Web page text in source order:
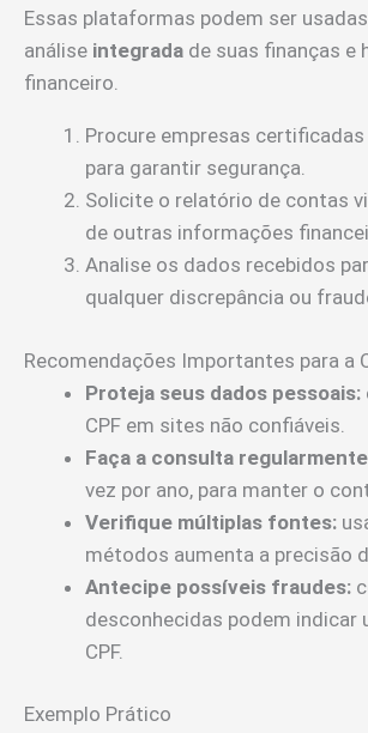
Essas plataformas podem ser
análise integrada de suas finanças e
financeiro.
Procure empresas
para garantir segurança.
Solicite o relatório de contas
de outras informações
Analise os dados recebidos
qualquer discrepância ou
Recomendações Importantes para a
Proteja seus dados pessoais:
CPF em sites não confiáveis.
Faça a consulta
vez por ano, para manter o
Verifique múltiplas fontes:
métodos aumenta a precisão
Antecipe possíveis fraudes:
desconhecidas podem indicar
CPF.
Exemplo Prático